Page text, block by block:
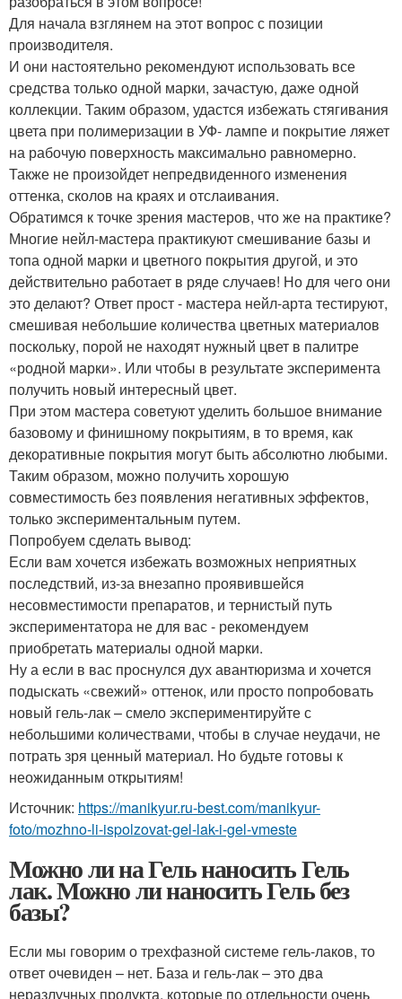
Для начала взглянем на этот вопрос с позиции
производителя.
И они настоятельно рекомендуют использовать все
средства только одной марки, зачастую, даже одной
коллекции. Таким образом, удастся избежать стягивания
цвета при полимеризации в УФ- лампе и покрытие ляжет
на рабочую поверхность максимально равномерно.
Также не произойдет непредвиденного изменения
оттенка, сколов на краях и отслаивания.
Обратимся к точке зрения мастеров, что же на практике?
Многие нейл-мастера практикуют смешивание базы и
топа одной марки и цветного покрытия другой, и это
действительно работает в ряде случаев! Но для чего они
это делают? Ответ прост - мастера нейл-арта тестируют,
смешивая небольшие количества цветных материалов
поскольку, порой не находят нужный цвет в палитре
«родной марки». Или чтобы в результате эксперимента
получить новый интересный цвет.
При этом мастера советуют уделить большое внимание
базовому и финишному покрытиям, в то время, как
декоративные покрытия могут быть абсолютно любыми.
Таким образом, можно получить хорошую
совместимость без появления негативных эффектов,
только экспериментальным путем.
Попробуем сделать вывод:
Если вам хочется избежать возможных неприятных
последствий, из-за внезапно проявившейся
несовместимости препаратов, и тернистый путь
экспериментатора не для вас - рекомендуем
приобретать материалы одной марки.
Ну а если в вас проснулся дух авантюризма и хочется
подыскать «свежий» оттенок, или просто попробовать
новый гель-лак – смело экспериментируйте с
небольшими количествами, чтобы в случае неудачи, не
потрать зря ценный материал. Но будьте готовы к
неожиданным открытиям!
Источник: https://manikyur.ru-best.com/manikyur-
foto/mozhno-li-ispolzovat-gel-lak-i-gel-vmeste
Можно ли на Гель наносить Гель
лак. Можно ли наносить Гель без
базы?
Если мы говорим о трехфазной системе гель-лаков, то
ответ очевиден – нет. База и гель-лак – это два
неразлучных продукта, которые по отдельности очень